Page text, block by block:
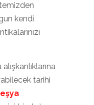
kendi
tarihi